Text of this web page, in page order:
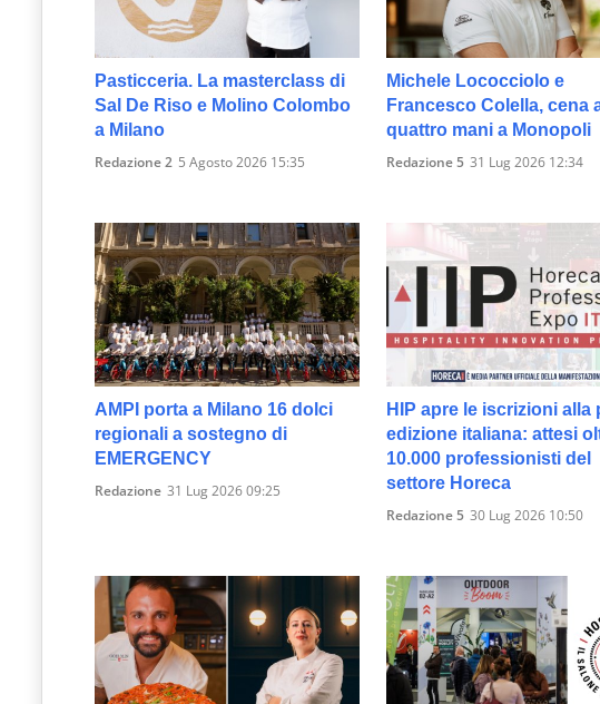
Pasticceria. La masterclass di
Sal De Riso e Molino Colombo
a Milano
Redazione 2 5 Agosto 2026 15:35
Michele Lococciolo e
Francesco Colella, cena
quattro mani a Monopoli
Redazione 5 31 Lug 2026 12:34
AMPI porta a Milano 16 dolci
regionali a sostegno di
EMERGENCY
Redazione 31 Lug 2026 09:25
HIP apre le iscrizioni alla
edizione italiana: attesi
10.000 professionisti del
settore Horeca
Redazione 5 30 Lug 2026 10:50